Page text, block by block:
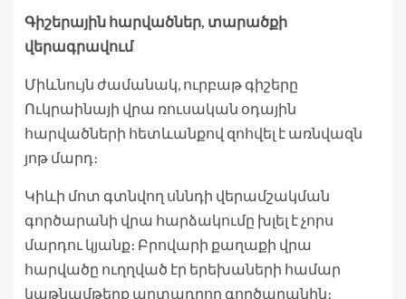
Գիշերային հարվածներ, տարածքի
վերագրավում
Միևնույն ժամանակ, ուրբաթ գիշերը
Ուկրաինայի վրա ռուսական օդային
հարվածների հետևանքով զոհվել է առնվազն
յոթ մարդ։
Կիևի մոտ գտնվող սննդի վերամշակման
գործարանի վրա հարձակումը խլել է չորս
մարդու կյանք։ Բրովարի քաղաքի վրա
հարվածը ուղղված էր երեխաների համար
կաթնամթերք արտադրող գործարանին։